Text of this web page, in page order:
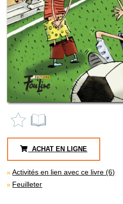
ACHAT EN LIGNE
Activités en lien avec ce livre (6)
Feuilleter